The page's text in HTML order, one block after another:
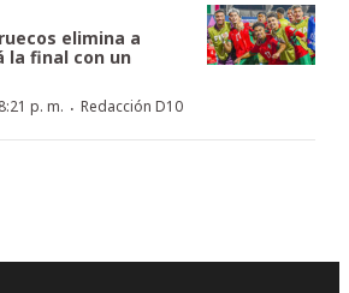
elimina a
la final con un
p. m. · Redacción D10